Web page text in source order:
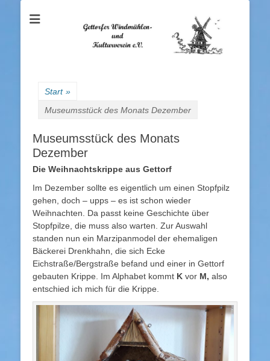
Gettorfer
Windmühlen- und
Kulturverein e.V.
Start »
Museumsstück des Monats Dezember
Museumsstück des Monats
Dezember
Die Weihnachtskrippe aus Gettorf
Im Dezember sollte es eigentlich um einen Stopfpilz
gehen, doch – upps – es ist schon wieder
Weihnachten. Da passt keine Geschichte über
Stopfpilze, die muss also warten. Zur Auswahl
standen nun ein Marzipanmodel der ehemaligen
Bäckerei Drenkhahn, die sich Ecke
Eichstraße/Bergstraße befand und einer in Gettorf
gebauten Krippe. Im Alphabet kommt K vor M, also
entschied ich mich für die Krippe.